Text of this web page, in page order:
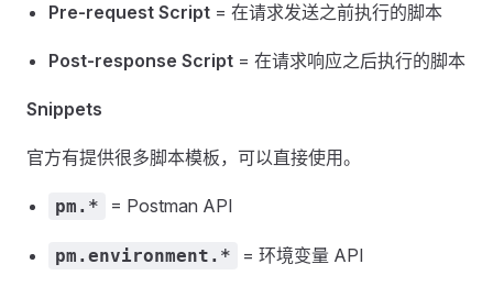
Pre-request Script = 在请求发送之前执行的脚本
Post-response Script = 在请求响应之后执行的脚本
Snippets
官方有提供很多脚本模板，可以直接使用。
pm.* = Postman API
pm.environment.* = 环境变量 API